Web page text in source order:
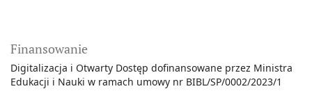
Finansowanie
Digitalizacja i Otwarty Dostęp dofinansowane przez Ministra
Edukacji i Nauki w ramach umowy nr BIBL/SP/0002/2023/1